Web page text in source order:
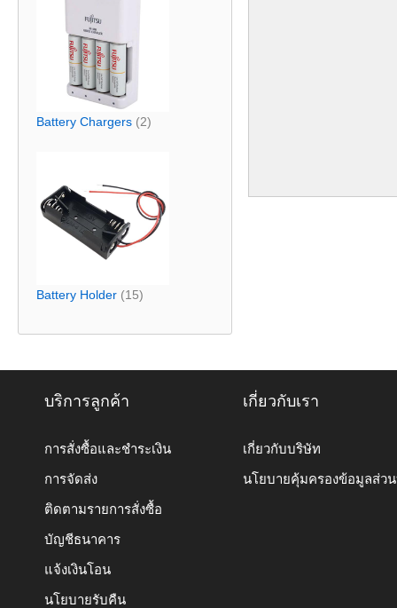
Battery Chargers (2)
Battery Holder (15)
บริการลูกค้า
การสั่งซื้อและชำระเงิน
การจัดส่ง
ติดตามรายการสั่งซื้อ
บัญชีธนาคาร
แจ้งเงินโอน
นโยบายรับคืน
เกี่ยวกับเรา
เกี่ยวกับบริษัท
นโยบายคุ้มครองข้อมูลส่ว